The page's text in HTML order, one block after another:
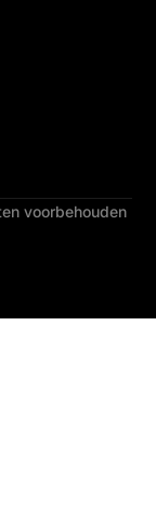
voorbehouden